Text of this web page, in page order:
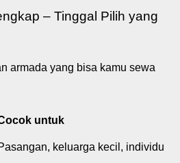
– Tinggal Pilih yang
armada yang bisa kamu sewa
untuk
keluarga kecil, individu